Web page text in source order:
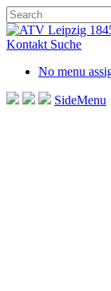
Skip
to
main
Close
Search
Kontakt Suche
No menu
SideMenu